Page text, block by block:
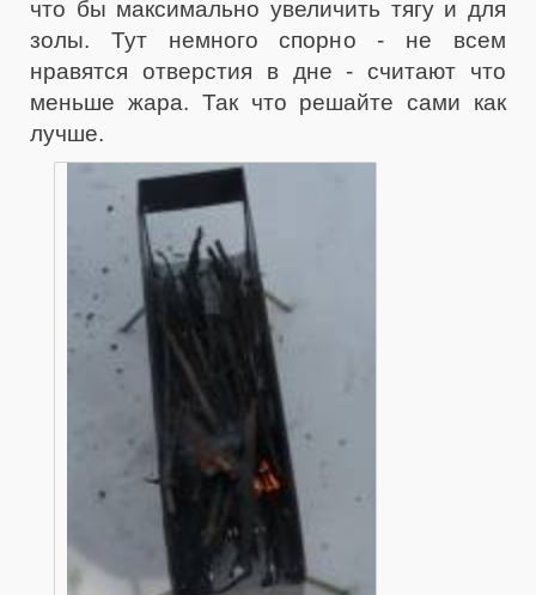
что бы максимально увеличить тягу и для
золы. Тут немного спорно - не всем
нравятся отверстия в дне - считают что
меньше жара. Так что решайте сами как
лучше.